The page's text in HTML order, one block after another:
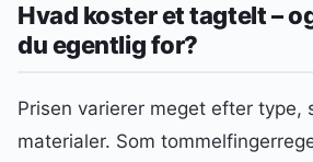
Hvad koster et tagtelt –
du egentlig for?
Prisen varierer meget efter type,
materialer. Som